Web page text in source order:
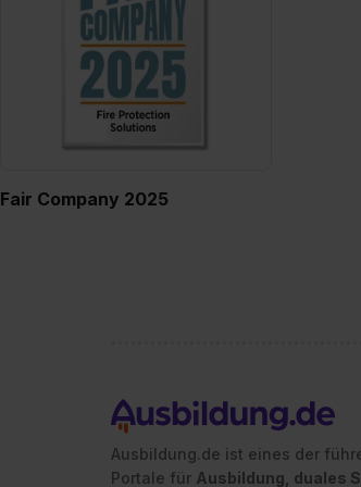
Fair Company 2025
Ausbildung.de ist eines der
Portale für Ausbildung, duales